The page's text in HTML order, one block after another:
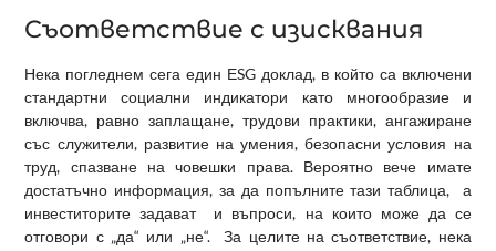
Съответствие с изисквания
Нека погледнем сега един ЕSG доклад, в който са включени
стандартни социални индикатори като многообразие и
включва, равно заплащане, трудови практики, ангажиране
със служители, развитие на умения, безопасни условия на
труд, спазване на човешки права. Вероятно вече имате
достатъчно информация, за да попълните тази таблица, а
инвеститорите задават и въпроси, на които може да се
отговори с „да“ или „не“. За целите на съответствие, нека